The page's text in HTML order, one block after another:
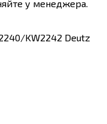
у менеджера.